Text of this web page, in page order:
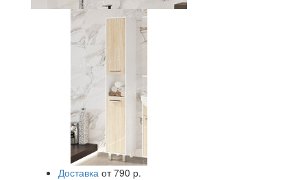
Пенал Francesca Eco 30 дуб/белый (2дв.
универсальный)
7 520 р.
Доставка от 790 р.